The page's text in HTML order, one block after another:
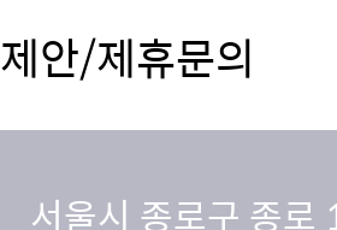
제안/제휴문의
서울시 종로구 종